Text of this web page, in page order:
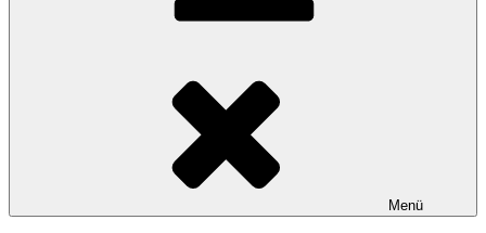
Menü